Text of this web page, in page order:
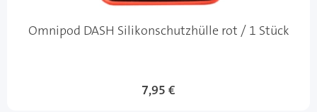
Omnipod DASH Silikonschutzhülle rot / 1 Stück
7,95 €